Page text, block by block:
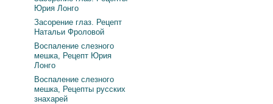
Юрия Лонго
Засорение глаз. Рецепт
Натальи Фроловой
Воспаление слезного
мешка, Рецепт Юрия
Лонго
Воспаление слезного
мешка, Рецепты русских
знахарей